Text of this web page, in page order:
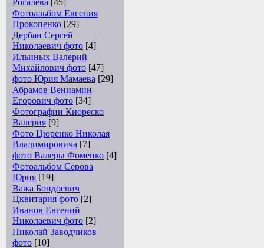
Рогалёва [45]
Фотоальбом Евгения
Прокопенко [29]
Дербан Сергей
Николаевич фото [4]
Ильиных Валерий
Михайлович фото [47]
фото Юрия Мамаева [29]
Абрамов Вениамин
Егорович фото [34]
Фотографии Киореско
Валерия [9]
Фото Цюренко Николая
Владимировича [7]
фото Валеры Фоменко [4]
Фотоальбом Серова
Юрия [19]
Важа Бондоевич
Цквитария фото [2]
Иванов Евгений
Николаевич фото [2]
Николай Заводчиков
фото [10]